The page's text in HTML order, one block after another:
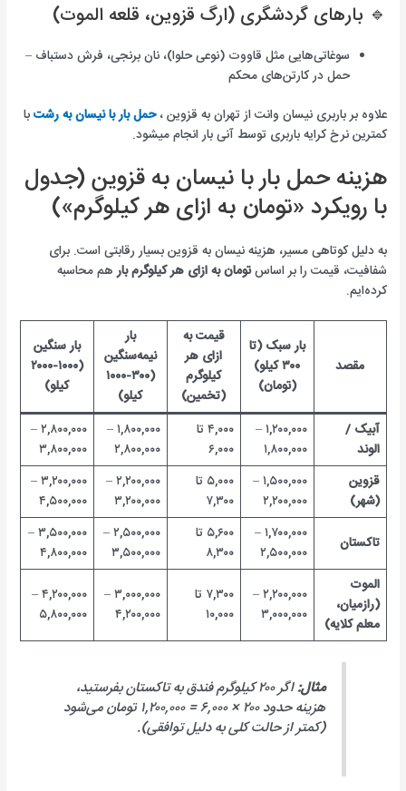
🔹 بارهای گردشگری (ارگ قزوین، قلعه الموت)
سوغاتی‌هایی مثل قاووت (نوعی حلوا)، نان برنجی، فرش دستباف –
حمل در کارتن‌های محکم
علاوه بر باربری نیسان وانت از تهران به قزوین ،حمل بار با نیسان به رشتبا
کمترین نرخ کرایه باربری توسط آنی بار انجام میشود.
هزینه حمل بار با نیسان به قزوین (جدول
با رویکرد «تومان به ازای هر کیلوگرم»)
به دلیل کوتاهی مسیر، هزینه نیسان به قزوین بسیار رقابتی است. برای
شفافیت، قیمت را بر اساستومان به ازای هر کیلوگرم بارهم محاسبه
کرده‌ایم.
مقصد
بار سبک (تا
۳۰۰ کیلو)
(تومان)
قیمت به
ازای هر
کیلوگرم
(تخمین)
بار
نیمه‌سنگین
(۳۰۰-۱۰۰۰
کیلو)
بار سنگین
(۱۰۰۰-۲۰۰۰
کیلو)
آبیک /
الوند
۱,۲۰۰,۰۰۰ –
۱,۸۰۰,۰۰۰
۴,۰۰۰ تا
۶,۰۰۰
۱,۸۰۰,۰۰۰ –
۲,۸۰۰,۰۰۰
۲,۸۰۰,۰۰۰ –
۳,۸۰۰,۰۰۰
قزوین
(شهر)
۱,۵۰۰,۰۰۰ –
۲,۲۰۰,۰۰۰
۵,۰۰۰ تا
۷,۳۰۰
۲,۲۰۰,۰۰۰ –
۳,۲۰۰,۰۰۰
۳,۲۰۰,۰۰۰ –
۴,۵۰۰,۰۰۰
تاکستان
۱,۷۰۰,۰۰۰ –
۲,۵۰۰,۰۰۰
۵,۶۰۰ تا
۸,۳۰۰
۲,۵۰۰,۰۰۰ –
۳,۵۰۰,۰۰۰
۳,۵۰۰,۰۰۰ –
۴,۸۰۰,۰۰۰
الموت
(رازمیان،
معلم کلایه)
۲,۲۰۰,۰۰۰ –
۳,۰۰۰,۰۰۰
۷,۳۰۰ تا
۱۰,۰۰۰
۳,۰۰۰,۰۰۰ –
۴,۲۰۰,۰۰۰
۴,۲۰۰,۰۰۰ –
۵,۸۰۰,۰۰۰
مثال:
اگر ۲۰۰ کیلوگرم فندق به تاکستان بفرستید،
هزینه حدود ۲۰۰ × ۶,۰۰۰ = ۱,۲۰۰,۰۰۰ تومان می‌شود
(کمتر از حالت کلی به دلیل توافقی).